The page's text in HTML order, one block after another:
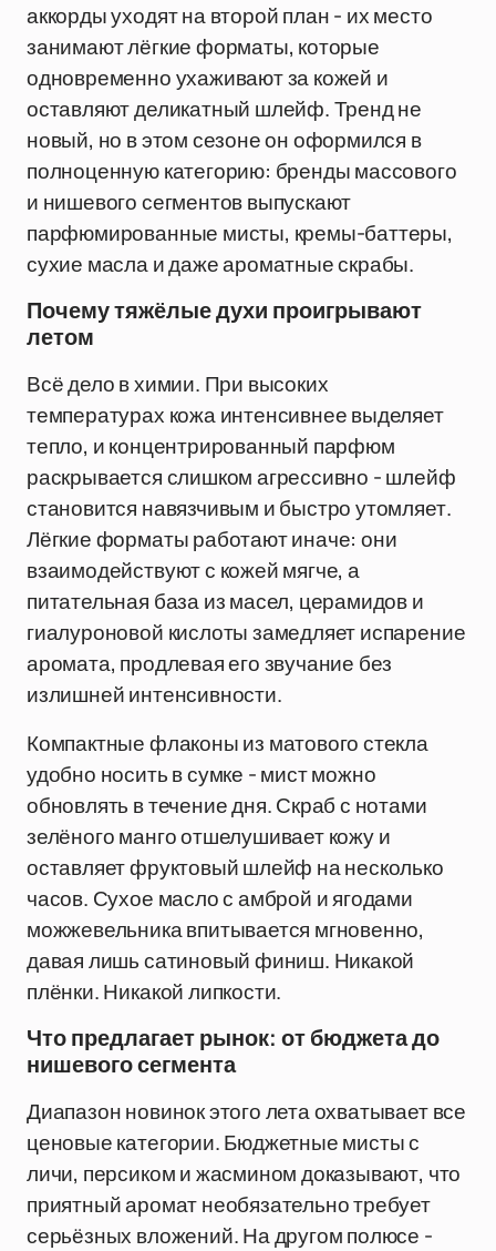
аккорды уходят на второй план - их место
занимают лёгкие форматы, которые
одновременно ухаживают за кожей и
оставляют деликатный шлейф. Тренд не
новый, но в этом сезоне он оформился в
полноценную категорию: бренды массового
и нишевого сегментов выпускают
парфюмированные мисты, кремы-баттеры,
сухие масла и даже ароматные скрабы.
Почему тяжёлые духи проигрывают
летом
Всё дело в химии. При высоких
температурах кожа интенсивнее выделяет
тепло, и концентрированный парфюм
раскрывается слишком агрессивно - шлейф
становится навязчивым и быстро утомляет.
Лёгкие форматы работают иначе: они
взаимодействуют с кожей мягче, а
питательная база из масел, церамидов и
гиалуроновой кислоты замедляет испарение
аромата, продлевая его звучание без
излишней интенсивности.
Компактные флаконы из матового стекла
удобно носить в сумке - мист можно
обновлять в течение дня. Скраб с нотами
зелёного манго отшелушивает кожу и
оставляет фруктовый шлейф на несколько
часов. Сухое масло с амброй и ягодами
можжевельника впитывается мгновенно,
давая лишь сатиновый финиш. Никакой
плёнки. Никакой липкости.
Что предлагает рынок: от бюджета до
нишевого сегмента
Диапазон новинок этого лета охватывает все
ценовые категории. Бюджетные мисты с
личи, персиком и жасмином доказывают, что
приятный аромат необязательно требует
серьёзных вложений. На другом полюсе -